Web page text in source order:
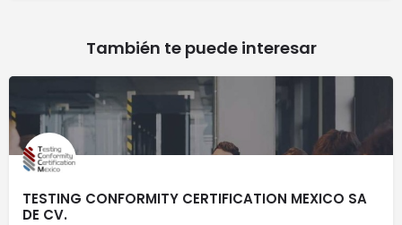
También te puede interesar
TESTING CONFORMITY CERTIFICATION MEXICO SA
DE CV.